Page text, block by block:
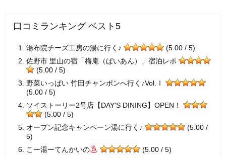
口コミランキング ベスト5
湯布院チーズ工房の湯に行く♪
(5.00 / 5)
佐野市 里山の宿「梅庵（ばいあん）」宿泊レポ
(5.00 / 5)
野菜いっぱい 竹田チャンポンへ行く♪Vol.Ⅰ
(5.00 / 5)
ソイストーリー2号店【DAY'S DINING】OPEN！
(5.00 / 5)
オープン記念キャンペーン湯に行く♪
(5.00 /
5)
こー湯ーてんかいの
(5.00 / 5)